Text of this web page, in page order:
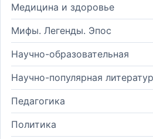
Медицина и здоровье
Мифы. Легенды. Эпос
Научно-образовательная
Научно-популярная
Педагогика
Политика